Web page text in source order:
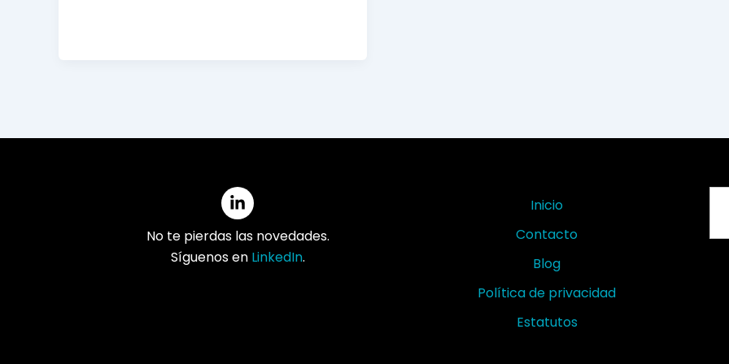
No te pierdas las novedades.
Síguenos en LinkedIn.
Inicio
Contacto
Blog
Política de privacidad
Estatutos